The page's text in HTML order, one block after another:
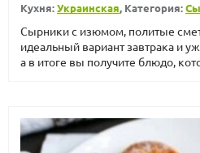
Кухня:Украинская, Категория:
Сырники с изюмом, политые
идеальный вариант завтрака и
а в итоге вы получите блюдо,